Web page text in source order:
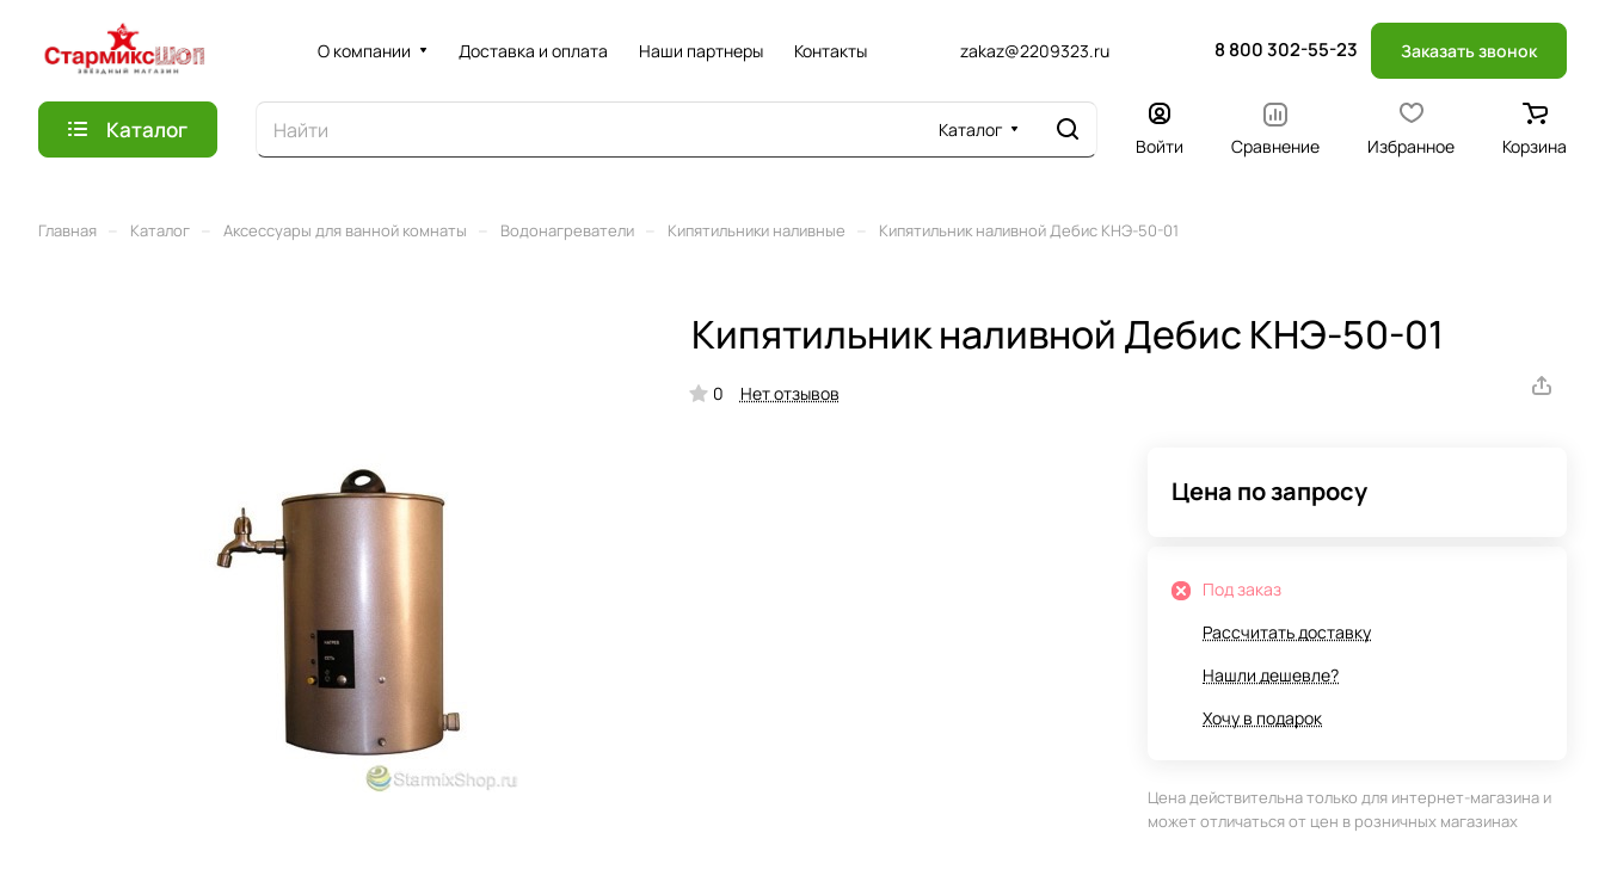
О компании Доставка и оплата Наши партнеры Контакты zakaz@2209323.ru 8 800 302-55-23 Заказать звонок
Каталог Каталог
Войти Сравнение Избранное Корзина
Главная Каталог Аксессуары для ванной комнаты Водонагреватели Кипятильники наливные Кипятильник наливной Дебис КНЭ-50-01
Кипятильник наливной Дебис КНЭ-50-01
0 Нет отзывов
Цена по запросу
Под заказ
Рассчитать доставку
Нашли дешевле?
Хочу в подарок
Цена действительна только для интернет-магазина и
может отличаться от цен в розничных магазинах